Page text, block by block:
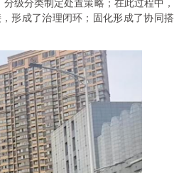
级分类制定处置策略；在此过程中，
形成了治理闭环；固化形成了协同搭